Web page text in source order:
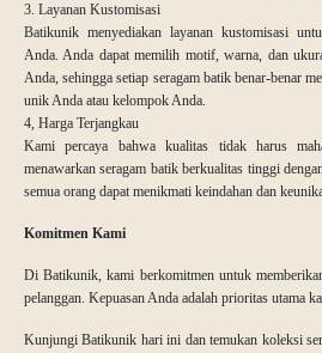
3. Layanan Kustomisasi
Batikunik menyediakan layanan kustomisasi
Anda. Anda dapat memilih motif, warna, dan
Anda, sehingga setiap seragam batik benar-benar
unik Anda atau kelompok Anda.
4, Harga Terjangkau
Kami percaya bahwa kualitas tidak harus
menawarkan seragam batik berkualitas tinggi
semua orang dapat menikmati keindahan dan
Komitmen Kami
Di Batikunik, kami berkomitmen untuk
pelanggan. Kepuasan Anda adalah prioritas utama
Kunjungi Batikunik hari ini dan temukan koleksi